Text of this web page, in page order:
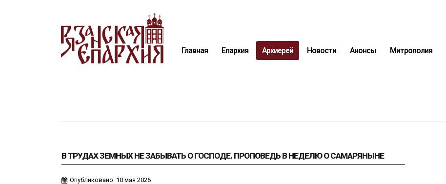
Главная Епархия Архиерей Новости Анонсы Митрополия
В ТРУДАХ ЗЕМНЫХ НЕ ЗАБЫВАТЬ О ГОСПОДЕ. ПРОПОВЕДЬ В НЕДЕЛЮ О САМАРЯНЫНЕ
Опубликовано: 10 мая 2026